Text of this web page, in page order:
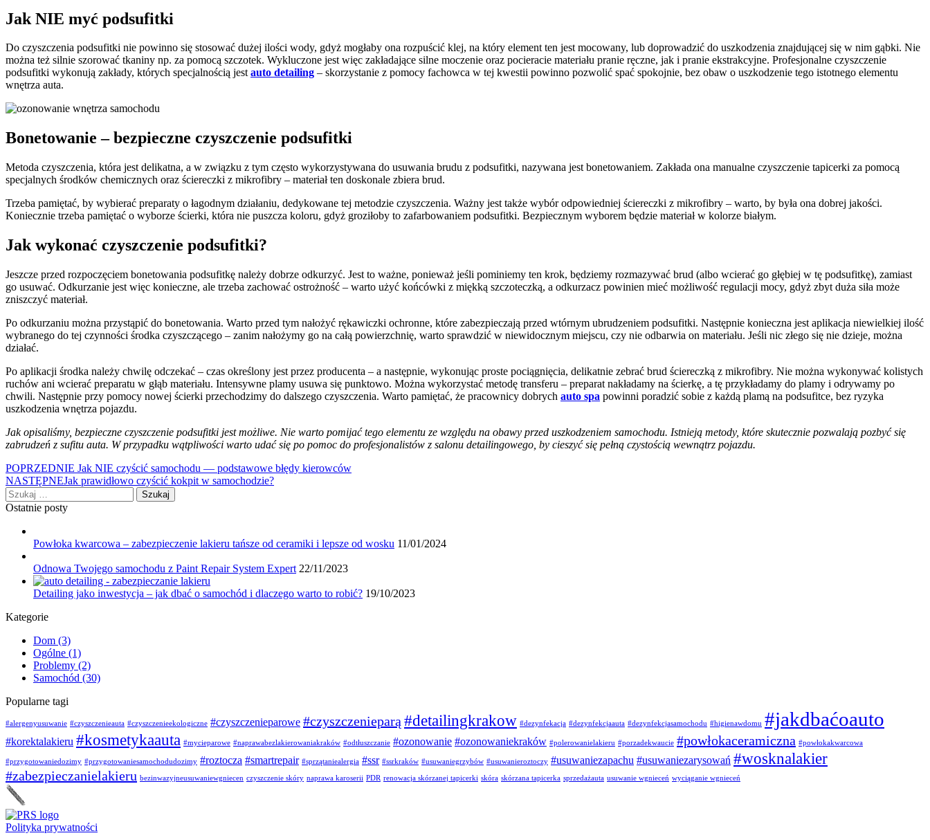
Jak NIE myć podsufitki
Do czyszczenia podsufitki nie powinno się stosować dużej ilości wody, gdyż mogłaby ona rozpuścić klej, na który element ten jest mocowany, lub doprowadzić do uszkodzenia znajdującej się w nim gąbki. Nie
można też silnie szorować tkaniny np. za pomocą szczotek. Wykluczone jest więc zakładające silne moczenie oraz pocieracie materiału pranie ręczne, jak i pranie ekstrakcyjne. Profesjonalne czyszczenie
podsufitki wykonują zakłady, których specjalnością jestauto detailing – skorzystanie z pomocy fachowca w tej kwestii powinno pozwolić spać spokojnie, bez obaw o uszkodzenie tego istotnego elementu
wnętrza auta.
Bonetowanie – bezpieczne czyszczenie podsufitki
Metoda czyszczenia, która jest delikatna, a w związku z tym często wykorzystywana do usuwania brudu z podsufitki, nazywana jest bonetowaniem. Zakłada ona manualne czyszczenie tapicerki za pomocą
specjalnych środków chemicznych oraz ściereczki z mikrofibry – materiał ten doskonale zbiera brud.
Trzeba pamiętać, by wybierać preparaty o łagodnym działaniu, dedykowane tej metodzie czyszczenia. Ważny jest także wybór odpowiedniej ściereczki z mikrofibry – warto, by była ona dobrej jakości.
Koniecznie trzeba pamiętać o wyborze ścierki, która nie puszcza koloru, gdyż groziłoby to zafarbowaniem podsufitki. Bezpiecznym wyborem będzie materiał w kolorze białym.
Jak wykonać czyszczenie podsufitki?
Jeszcze przed rozpoczęciem bonetowania podsufitkę należy dobrze odkurzyć. Jest to ważne, ponieważ jeśli pominiemy ten krok, będziemy rozmazywać brud (albo wcierać go głębiej w tę podsufitkę), zamiast
go usuwać. Odkurzanie jest więc konieczne, ale trzeba zachować ostrożność – warto użyć końcówki z miękką szczoteczką, a odkurzacz powinien mieć możliwość regulacji mocy, gdyż zbyt duża siła może
zniszczyć materiał.
Po odkurzaniu można przystąpić do bonetowania. Warto przed tym nałożyć rękawiczki ochronne, które zabezpieczają przed wtórnym ubrudzeniem podsufitki. Następnie konieczna jest aplikacja niewielkiej ilość
wybranego do tej czynności środka czyszczącego – zanim nałożymy go na całą powierzchnię, warto sprawdzić w niewidocznym miejscu, czy nie odbarwia on materiału. Jeśli nic złego się nie dzieje, można
działać.
Po aplikacji środka należy chwilę odczekać – czas określony jest przez producenta – a następnie, wykonując proste pociągnięcia, delikatnie zebrać brud ściereczką z mikrofibry. Nie można wykonywać kolistych
ruchów ani wcierać preparatu w głąb materiału. Intensywne plamy usuwa się punktowo. Można wykorzystać metodę transferu – preparat nakładamy na ścierkę, a tę przykładamy do plamy i odrywamy po
chwili. Następnie przy pomocy nowej ścierki przechodzimy do dalszego czyszczenia. Warto pamiętać, że pracownicy dobrych auto spa powinni poradzić sobie z każdą plamą na podsufitce, bez ryzyka
uszkodzenia wnętrza pojazdu.
Jak opisaliśmy, bezpieczne czyszczenie podsufitki jest możliwe. Nie warto pomijać tego elementu ze względu na obawy przed uszkodzeniem samochodu. Istnieją metody, które skutecznie pozwalają pozbyć się
zabrudzeń z sufitu auta. W przypadku wątpliwości warto udać się po pomoc do profesjonalistów z salonu detailingowego, by cieszyć się pełną czystością wewnątrz pojazdu.
Nawigacja
wpisu
POPRZEDNIE Jak NIE czyścić samochodu — podstawowe błędy kierowców
NASTĘPNEJak prawidłowo czyścić kokpit w samochodzie?
Szukaj:
Ostatnie posty
Powłoka kwarcowa – zabezpieczenie lakieru tańsze od ceramiki i lepsze od wosku 11/01/2024
Odnowa Twojego samochodu z Paint Repair System Expert 22/11/2023
Detailing jako inwestycja – jak dbać o samochód i dlaczego warto to robić? 19/10/2023
Kategorie
Dom (3)
Ogólne (1)
Problemy (2)
Samochód (30)
Popularne tagi
#alergenyusuwanie #czyszczenieauta #czyszczenieekologiczne #czyszczenieparowe #czyszczenieparą #detailingkrakow #dezynfekacja #dezynfekcjaauta #dezynfekcjasamochodu #higienawdomu #jakdbaćoauto
#korektalakieru #kosmetykaauta #mycieparowe #naprawabezlakierowaniakraków #odtłuszczanie #ozonowanie #ozonowaniekraków #polerowanielakieru #porzadekwaucie #powłokaceramiczna #powłokakwarcowa
#przygotowaniedozimy #przygotowaniesamochodudozimy #roztocza #smartrepair #sprzątaniealergia #ssr #ssrkraków #usuwaniegrzybów #usuwanieroztoczy #usuwaniezapachu #usuwaniezarysowań #wosknalakier
#zabezpieczanielakieru bezinwazyjneusuwaniewgniecen czyszczenie skóry naprawa karoserii PDR renowacja skórzanej tapicerki skóra skórzana tapicerka sprzedażauta usuwanie wgnieceń wyciąganie wgnieceń
Polityka prywatności